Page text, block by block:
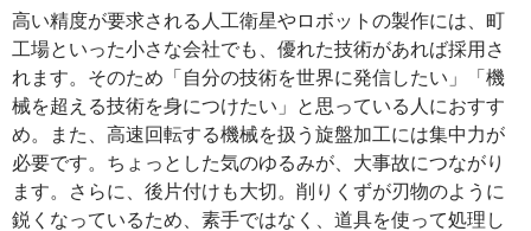
高い精度が要求される人工衛星やロボットの製作には、町
工場といった小さな会社でも、優れた技術があれば採用さ
れます。そのため「自分の技術を世界に発信したい」「機
械を超える技術を身につけたい」と思っている人におすす
め。また、高速回転する機械を扱う旋盤加工には集中力が
必要です。ちょっとした気のゆるみが、大事故につながり
ます。さらに、後片付けも大切。削りくずが刃物のように
鋭くなっているため、素手ではなく、道具を使って処理し